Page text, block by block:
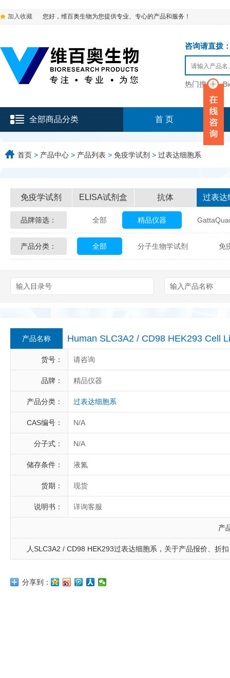
加入收藏 您好，维百奥生物为您提供专业、专心的产品和服务！
咨询请直拨
热门搜索：
全部商品分类 首 页
首页 > 产品中心 > 产品列表 > 免疫学试剂 > 过表达细胞系
免疫学试剂 ELISA试剂盒 抗体 过表达
品牌筛选： 全部 精品仪器
Glycon Biochem Sterlitech
Berry & Associates
LGC Maine Standards
Abbexa AbD Serotec
产品分类： 全部 分子生物学试剂 免
产品名称 Human SLC3A2 / CD98 HEK293 Cell
货号： 请咨询
品牌： 精品仪器
产品分类： 过表达细胞系
CAS编号： N/A
分子式： N/A
储存条件： 液氮
货期： 现货
说明书： 详询客服
产
人SLC3A2 / CD98 HEK293过表达细胞系，关于产品报价、折
分享到：